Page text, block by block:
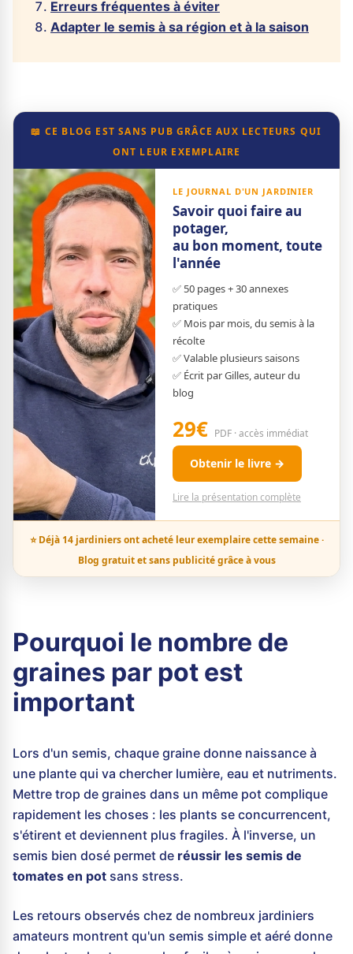
Erreurs fréquentes à éviter
Adapter le semis à sa région et à la saison
📖 CE BLOG EST SANS PUB GRÂCE AUX LECTEURS QUI
ONT LEUR EXEMPLAIRE
LE JOURNAL D'UN JARDINIER
Savoir quoi faire au
potager,
au bon moment, toute
l'année
✅ 50 pages + 30 annexes
pratiques
✅ Mois par mois, du semis à la
récolte
✅ Valable plusieurs saisons
✅ Écrit par Gilles, auteur du
blog
29€ PDF · accès immédiat
Obtenir le livre →
Lire la présentation complète
⭐ Déjà 14 jardiniers ont acheté leur exemplaire cette semaine ·
Blog gratuit et sans publicité grâce à vous
Pourquoi le nombre de
graines par pot est
important
Lors d'un semis, chaque graine donne naissance à
une plante qui va chercher lumière, eau et nutriments.
Mettre trop de graines dans un même pot complique
rapidement les choses : les plants se concurrencent,
s'étirent et deviennent plus fragiles. À l'inverse, un
semis bien dosé permet de réussir les semis de
tomates en pot sans stress.
Les retours observés chez de nombreux jardiniers
amateurs montrent qu'un semis simple et aéré donne